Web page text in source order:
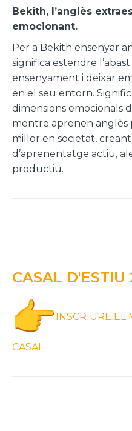
Bekith, l’anglès
emocionant.
Per a Bekith ensenyar
significa estendre
ensenyament i deixar
en el seu entorn.
dimensions emocionals
mentre aprenen anglès
millor en societat,
d’aprenentatge actiu,
productiu.
CASAL D'ESTIU
INSCRIURE EL
CASAL